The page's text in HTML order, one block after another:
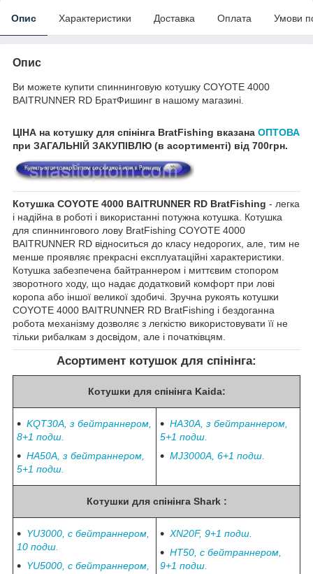
Опис Характеристики Доставка Оплата Умови
Опис
Ви можете купити спиннинговую котушку COYOTE 4000
BAITRUNNER RD БратФишинг в нашому магазині.
ЦІНА на котушку для спінінга BratFishing вказана ОПТОВА
при ЗАГАЛЬНІЙ ЗАКУПІВЛЮ (в асортименті) від 700грн.
Котушка COYOTE 4000 BAITRUNNER RD BratFishing - легка
і надійна в роботі і використанні потужна котушка. Котушка
для спиннингового лову BratFishing COYOTE 4000
BAITRUNNER RD відноситься до класу недорогих, але, тим не
менше проявляє прекрасні експлуатаційні характеристики.
Котушка забезпечена байтраннером і миттєвим стопором
зворотного ходу, що надає додатковий комфорт при лові
коропа або іншої великої здобичі. Зручна рукоять котушки
COYOTE 4000 BAITRUNNER RD BratFishing і бездоганна
робота механізму дозволяє з легкістю використовувати її не
тільки рибалкам з досвідом, але і початківцям.
Асортимент котушок для спінінга:
Котушки для спінінга Kaida:
KQT30A, з бейтраннером,
8+1 подш.
HA50A, з бейтраннером,
5+1 подш.
HA30A, з бейтраннером,
5+1 подш.
MJ3000A, 6+1 подш.
Котушки для спінінга Shark :
YU3000, c бейтраннером,
10 подш.
YU5000, c бейтраннером,
XN20F, 9+1 подш.
HT50, c бейтраннером,
9+1 подш.